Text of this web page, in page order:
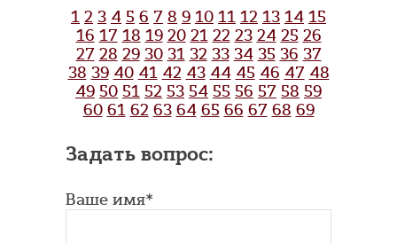
1 2 3 4 5 6 7 8 9 10 11 12 13 14 15
16 17 18 19 20 21 22 23 24 25 26
27 28 29 30 31 32 33 34 35 36 37
38 39 40 41 42 43 44 45 46 47 48
49 50 51 52 53 54 55 56 57 58 59
60 61 62 63 64 65 66 67 68 69
Задать вопрос:
Ваше имя*